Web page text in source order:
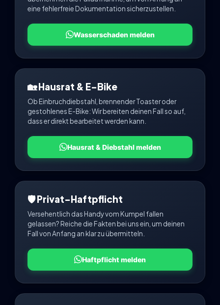
eine fehlerfreie Dokumentation sicherzustellen.
Wasserschaden melden
🏡 Hausrat & E-Bike
Ob Einbruchdiebstahl, brennender Toaster oder
gestohlenes E-Bike: Wir bereiten deinen Fall so auf,
dass er direkt bearbeitet werden kann.
Hausrat & Diebstahl melden
🛡️ Privat-Haftpflicht
Versehentlich das Handy vom Kumpel fallen
gelassen? Reiche die Fakten bei uns ein, um deinen
Fall von Anfang an klar zu übermitteln.
Haftpflicht melden